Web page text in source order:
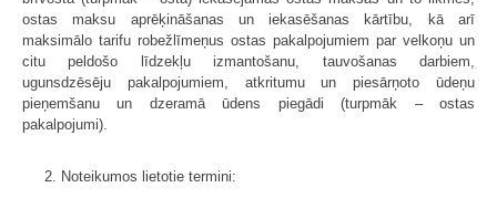
ostas maksu aprēķināšanas un iekasēšanas kārtību, kā arī
maksimālo tarifu robežlīmeņus ostas pakalpojumiem par velkoņu un
citu peldošo līdzekļu izmantošanu, tauvošanas darbiem,
ugunsdzēsēju pakalpojumiem, atkritumu un piesārņoto ūdeņu
pieņemšanu un dzeramā ūdens piegādi (turpmāk – ostas
pakalpojumi).
2. Noteikumos lietotie termini: